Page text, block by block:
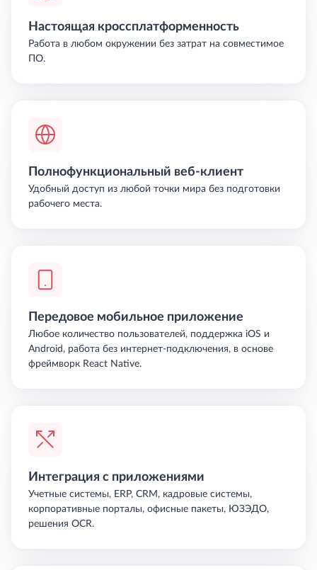
Настоящая кроссплатформенность
Работа в любом окружении без затрат на совместимое
ПО.
Полнофункциональный веб-клиент
Удобный доступ из любой точки мира без подготовки
рабочего места.
Передовое мобильное приложение
Любое количество пользователей, поддержка iOS и
Android, работа без интернет-подключения, в основе
фреймворк React Native.
Интеграция с приложениями
Учетные системы, ERP, CRM, кадровые системы,
корпоративные порталы, офисные пакеты, ЮЗЭДО,
решения OCR.